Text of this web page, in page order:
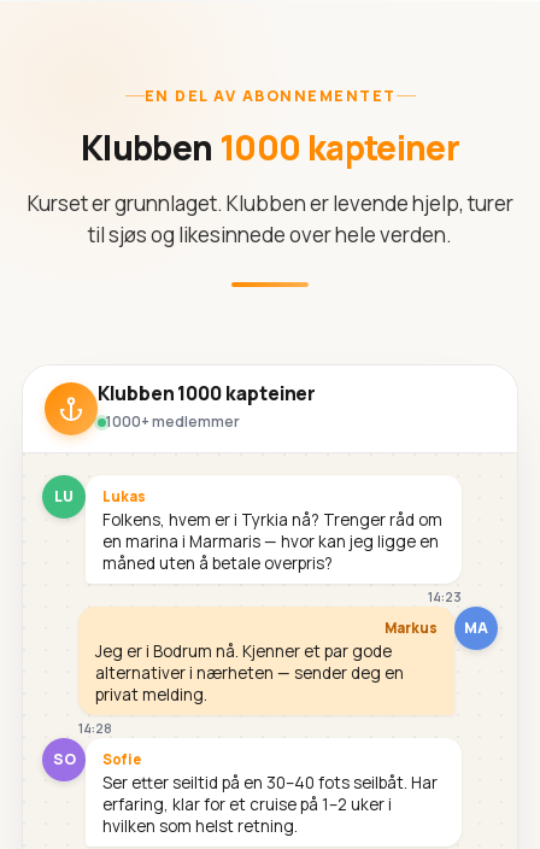
EN DEL AV ABONNEMENTET
Klubben 1000 kapteiner
Kurset er grunnlaget. Klubben er levende hjelp, turer
til sjøs og likesinnede over hele verden.
Klubben 1000 kapteiner
1000+ medlemmer
LU Lukas
Folkens, hvem er i Tyrkia nå? Trenger råd om
en marina i Marmaris — hvor kan jeg ligge en
måned uten å betale overpris?
14:23
MA
Markus
Jeg er i Bodrum nå. Kjenner et par gode
alternativer i nærheten — sender deg en
privat melding.
14:28
SO Sofie
Ser etter seiltid på en 30–40 fots seilbåt. Har
erfaring, klar for et cruise på 1–2 uker i
hvilken som helst retning.